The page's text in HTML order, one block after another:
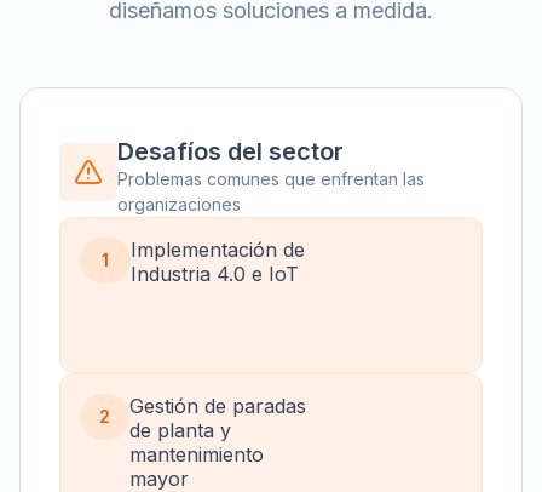
diseñamos soluciones a medida.
Desafíos del sector
Problemas comunes que enfrentan las
organizaciones
1
Implementación de
Industria 4.0 e IoT
2
Gestión de paradas
de planta y
mantenimiento
mayor